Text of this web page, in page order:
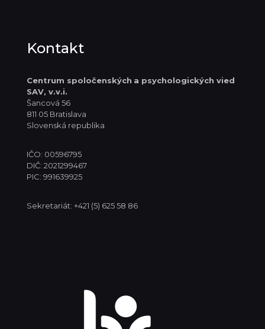
Kontakt
Centrum spoločenských a psychologických vied
SAV, v.v.i.
Šancová 56
811 05 Bratislava
Slovenská republika
IČO: 00596795
DIČ: 2021299467
PIC: 991639925
Sekretariát: +421 (5) 625 58 86